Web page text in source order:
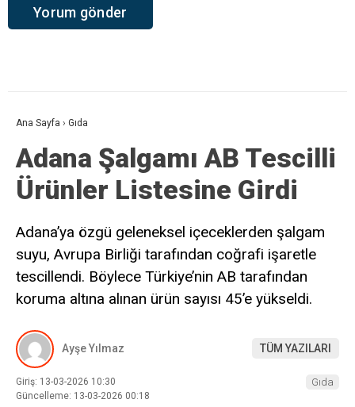
Ana Sayfa › Gıda
Adana Şalgamı AB Tescilli
Ürünler Listesine Girdi
Adana’ya özgü geleneksel içeceklerden şalgam
suyu, Avrupa Birliği tarafından coğrafi işaretle
tescillendi. Böylece Türkiye’nin AB tarafından
koruma altına alınan ürün sayısı 45’e yükseldi.
Ayşe Yılmaz TÜM YAZILARI
Giriş: 13-03-2026 10:30
Güncelleme: 13-03-2026 00:18
Gıda